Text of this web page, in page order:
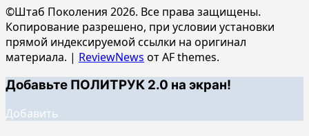
©Штаб Поколения 2026. Все права защищены.
Копирование разрешено, при условии установки
прямой индексируемой ссылки на оригинал
материала. | ReviewNews от AF themes.
Добавьте ПОЛИТРУК 2.0 на экран!
Добавить